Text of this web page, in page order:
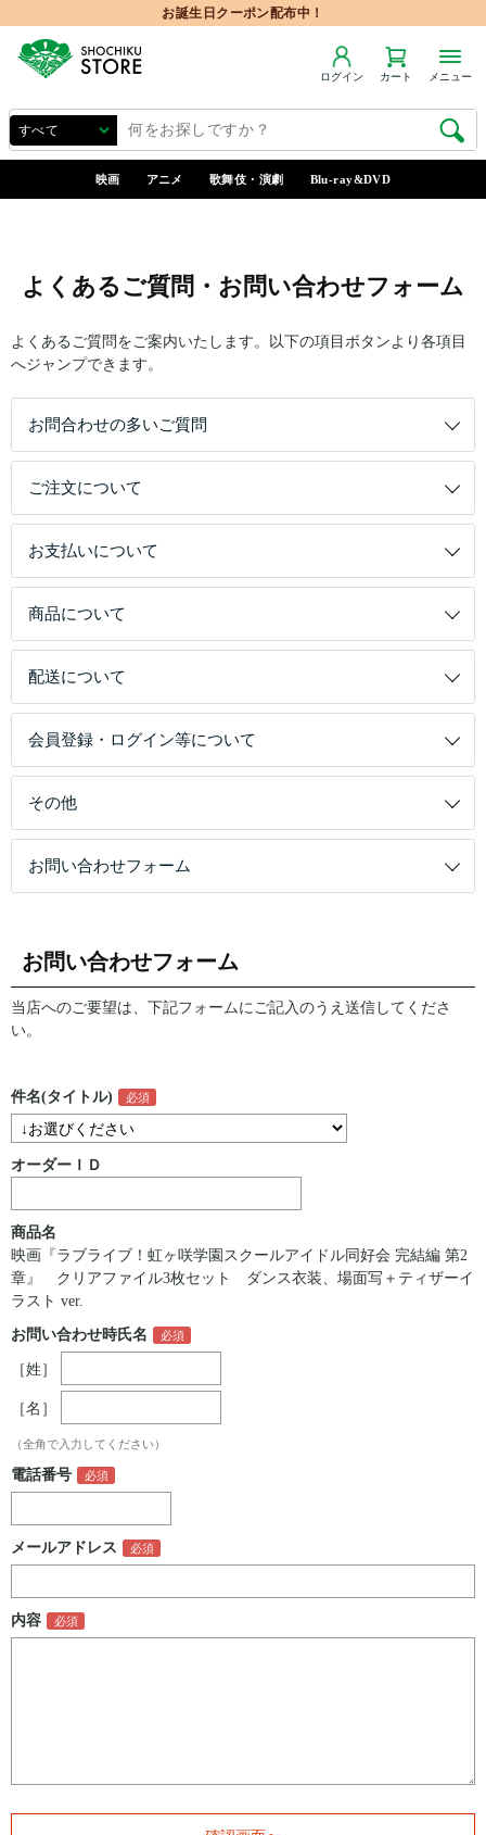
お誕生日クーポン配布中！
ログイン カート メニュー
映画 アニメ 歌舞伎・演劇 Blu-ray&DVD
よくあるご質問・お問い合わせフォーム
よくあるご質問をご案内いたします。以下の項目ボタンより各項目
へジャンプできます。
お問合わせの多いご質問
ご注文について
お支払いについて
商品について
配送について
会員登録・ログイン等について
その他
お問い合わせフォーム
お問い合わせフォーム
当店へのご要望は、下記フォームにご記入のうえ送信してくださ
い。
件名(タイトル)
オーダーＩＤ
商品名
映画『ラブライブ！虹ヶ咲学園スクールアイドル同好会 完結編 第2
章』 クリアファイル3枚セット ダンス衣装、場面写＋ティザーイ
ラスト ver.
お問い合わせ時氏名
［姓］
［名］
（全角で入力してください）
電話番号
メールアドレス
内容